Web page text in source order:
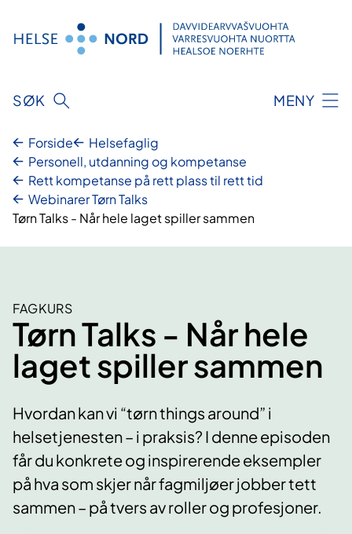
innhold
SØK MENY
Forside
Helsefaglig
Personell, utdanning og kompetanse
Rett kompetanse på rett plass til rett tid
Webinarer Tørn Talks
Tørn Talks - Når hele laget spiller sammen
FAGKURS
Tørn Talks - Når hele
laget spiller sammen
Hvordan kan vi “tørn things around” i
helsetjenesten – i praksis? I denne episoden
får du konkrete og inspirerende eksempler
på hva som skjer når fagmiljøer jobber tett
sammen – på tvers av roller og profesjoner.